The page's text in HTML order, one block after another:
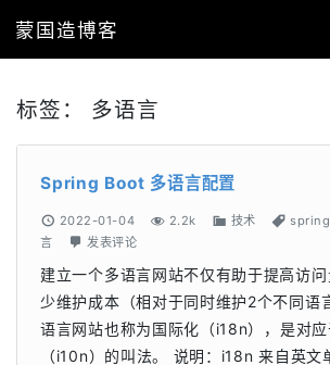
蒙国造博客
标签： 多语言
Spring Boot 多语言配置
2022-01-04 2.2k 技术
言
发表评论
建立一个多语言网站不仅有助于提高访
少维护成本（相对于同时维护2个不同语
语言网站也称为国际化（i18n），是对
（i10n）的叫法。 说明：i18n 来自英文